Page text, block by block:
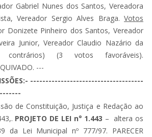
Gabriel Nunes dos Santos, Vereadora
Vereador Sergio Alves Braga. Votos
Donizete Pinheiro dos Santos, Vereador
Junior, Vereador Claudio Nazário da
(3 votos favoráveis).
---
-------------------------------------
de Constituição, Justiça e Redação ao
PROJETO DE LEI n° 1.443 – altera os
da Lei Municipal nº 777/97. PARECER